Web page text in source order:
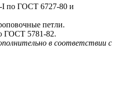
I по ГОСТ 6727-80 и
петли.
ГОСТ 5781-82.
в соответствии с